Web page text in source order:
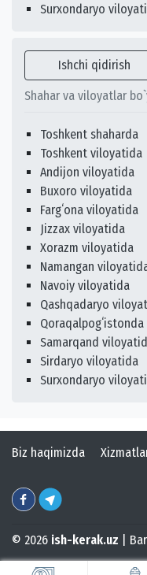
Surxondaryo
Ishchi qidirish
Shahar va viloyatlar
Toshkent shaharda
Toshkent viloyatida
Andijon viloyatida
Buxoro viloyatida
Fargʻona viloyatida
Jizzax viloyatida
Xorazm viloyatida
Namangan
Navoiy viloyatida
Qashqadaryo
Qoraqalpogʻistonda
Samarqand
Sirdaryo viloyatida
Surxondaryo
Biz haqimizda
© 2026 ish-kerak.uz |